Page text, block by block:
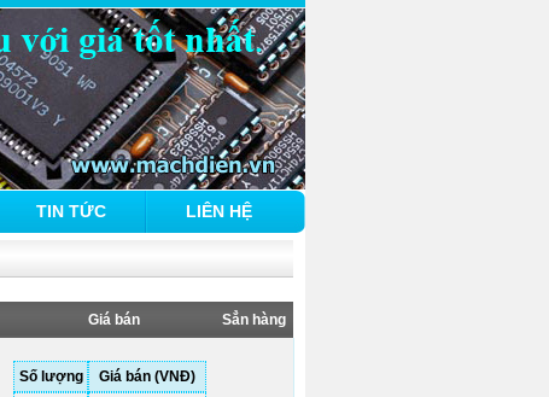
TIN TỨC LIÊN HỆ
Giá bán Sẳn hàng
Số lượng
Giá bán (VNĐ)